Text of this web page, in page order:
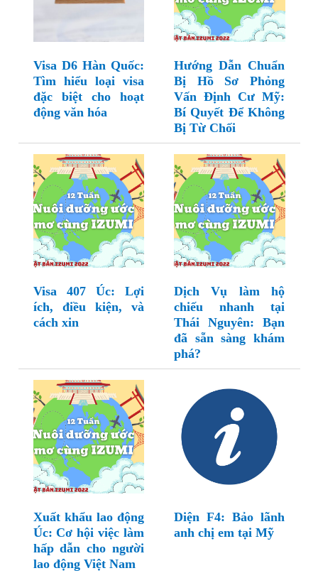
Visa D6 Hàn Quốc:
Tìm hiểu loại visa
đặc biệt cho hoạt
động văn hóa
Hướng Dẫn Chuẩn
Bị Hồ Sơ Phỏng
Vấn Định Cư Mỹ:
Bí Quyết Để Không
Bị Từ Chối
Visa 407 Úc: Lợi
ích, điều kiện, và
cách xin
Dịch Vụ làm hộ
chiếu nhanh tại
Thái Nguyên: Bạn
đã sẵn sàng khám
phá?
Xuất khẩu lao động
Úc: Cơ hội việc làm
hấp dẫn cho người
lao động Việt Nam
Diện F4: Bảo lãnh
anh chị em tại Mỹ